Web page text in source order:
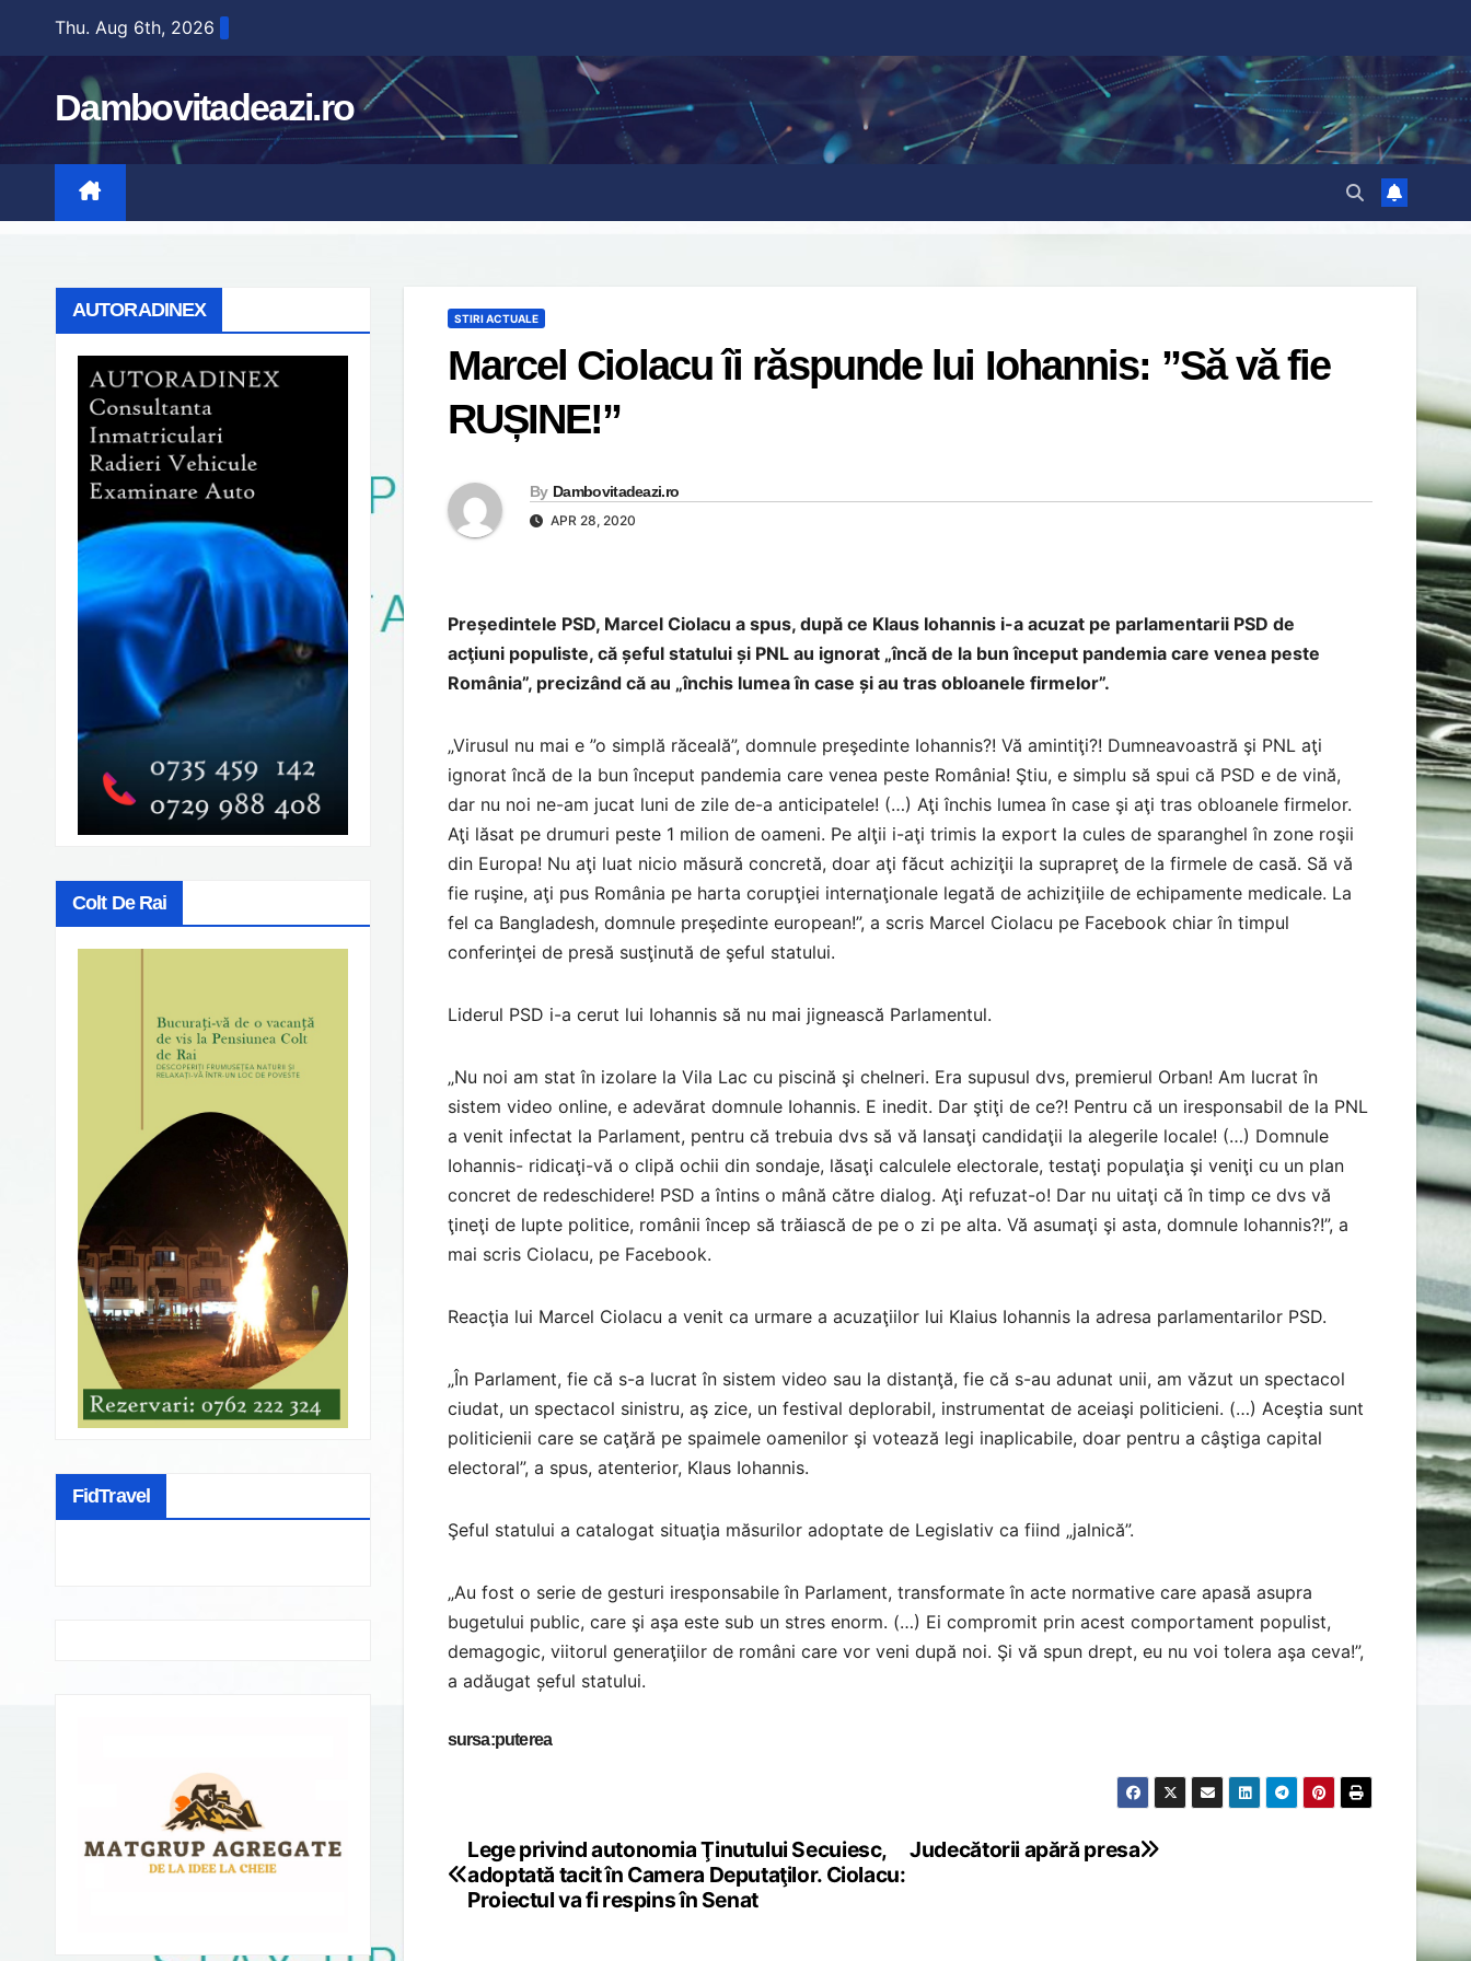
content
Thu. Aug 6th, 2026
Dambovitadeazi.ro
AUTORADINEX
Colt De Rai
FidTravel
STIRI ACTUALE
Marcel Ciolacu îi răspunde lui Iohannis: ”Să vă fie
RUȘINE!”
By Dambovitadeazi.ro
APR 28, 2020
Președintele PSD, Marcel Ciolacu a spus, după ce Klaus Iohannis i-a acuzat pe parlamentarii PSD de
acţiuni populiste, că șeful statului și PNL au ignorat „încă de la bun început pandemia care venea peste
România”, precizând că au „închis lumea în case și au tras obloanele firmelor”.
„Virusul nu mai e ”o simplă răceală”, domnule preşedinte Iohannis?! Vă amintiţi?! Dumneavoastră şi PNL aţi
ignorat încă de la bun început pandemia care venea peste România! Ştiu, e simplu să spui că PSD e de vină,
dar nu noi ne-am jucat luni de zile de-a anticipatele! (…) Aţi închis lumea în case şi aţi tras obloanele firmelor.
Aţi lăsat pe drumuri peste 1 milion de oameni. Pe alţii i-aţi trimis la export la cules de sparanghel în zone roşii
din Europa! Nu aţi luat nicio măsură concretă, doar aţi făcut achiziţii la suprapreţ de la firmele de casă. Să vă
fie ruşine, aţi pus România pe harta corupţiei internaţionale legată de achiziţiile de echipamente medicale. La
fel ca Bangladesh, domnule preşedinte european!”, a scris Marcel Ciolacu pe Facebook chiar în timpul
conferinţei de presă susţinută de şeful statului.
Liderul PSD i-a cerut lui Iohannis să nu mai jignească Parlamentul.
„Nu noi am stat în izolare la Vila Lac cu piscină şi chelneri. Era supusul dvs, premierul Orban! Am lucrat în
sistem video online, e adevărat domnule Iohannis. E inedit. Dar ştiţi de ce?! Pentru că un iresponsabil de la PNL
a venit infectat la Parlament, pentru că trebuia dvs să vă lansaţi candidaţii la alegerile locale! (…) Domnule
Iohannis- ridicaţi-vă o clipă ochii din sondaje, lăsaţi calculele electorale, testaţi populaţia şi veniţi cu un plan
concret de redeschidere! PSD a întins o mână către dialog. Aţi refuzat-o! Dar nu uitaţi că în timp ce dvs vă
ţineţi de lupte politice, românii încep să trăiască de pe o zi pe alta. Vă asumaţi şi asta, domnule Iohannis?!”, a
mai scris Ciolacu, pe Facebook.
Reacţia lui Marcel Ciolacu a venit ca urmare a acuzaţiilor lui Klaius Iohannis la adresa parlamentarilor PSD.
„În Parlament, fie că s-a lucrat în sistem video sau la distanţă, fie că s-au adunat unii, am văzut un spectacol
ciudat, un spectacol sinistru, aş zice, un festival deplorabil, instrumentat de aceiaşi politicieni. (…) Aceştia sunt
politicienii care se caţără pe spaimele oamenilor şi votează legi inaplicabile, doar pentru a câştiga capital
electoral”, a spus, atenterior, Klaus Iohannis.
Şeful statului a catalogat situaţia măsurilor adoptate de Legislativ ca fiind „jalnică”.
„Au fost o serie de gesturi iresponsabile în Parlament, transformate în acte normative care apasă asupra
bugetului public, care şi aşa este sub un stres enorm. (…) Ei compromit prin acest comportament populist,
demagogic, viitorul generaţiilor de români care vor veni după noi. Şi vă spun drept, eu nu voi tolera aşa ceva!”,
a adăugat șeful statului.
sursa:puterea
Post
navigation
Judecătorii apără presa
Lege privind autonomia Ţinutului Secuiesc,
adoptată tacit în Camera Deputaţilor. Ciolacu:
Proiectul va fi respins în Senat